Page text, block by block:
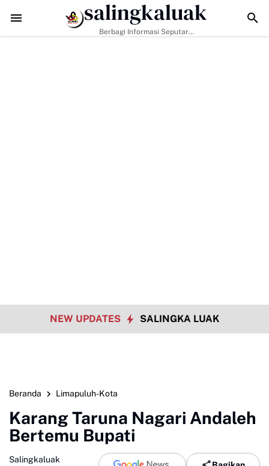
Data Sosial Jadi Kunci, Hj. Aida Dorong Nagari Aktif Pastikan
salingkaluak
Berbagi Informasi Seputar
NEW UPDATES SALINGKA LUAK
Beranda Limapuluh-Kota
Karang Taruna Nagari Andaleh
Bertemu Bupati
Salingkaluak